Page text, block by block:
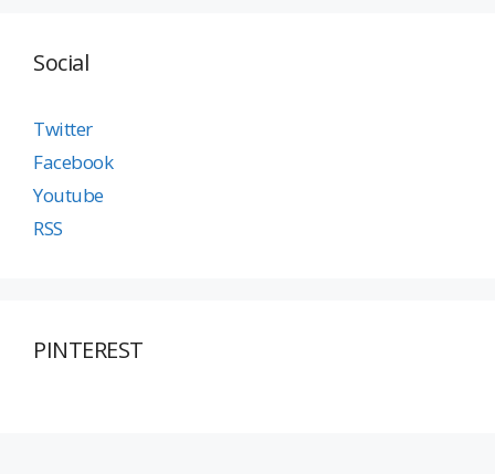
Social
Twitter
Facebook
Youtube
RSS
PINTEREST